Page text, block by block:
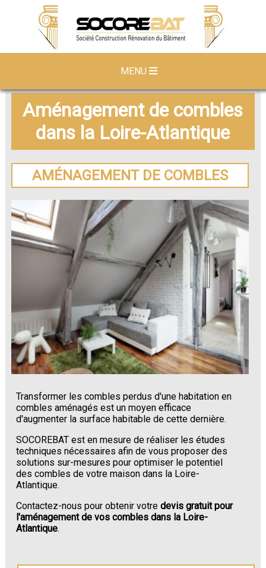
MENU
Aménagement de combles
dans la Loire-Atlantique
AMÉNAGEMENT DE COMBLES
Transformer les combles perdus d'une habitation en
combles aménagés est un moyen efficace
d'augmenter la surface habitable de cette dernière.
SOCOREBAT est en mesure de réaliser les études
techniques nécessaires afin de vous proposer des
solutions sur-mesures pour optimiser le potentiel
des combles de votre maison dans la Loire-
Atlantique.
Contactez-nous pour obtenir votredevis gratuit pour
l'aménagement de vos combles dans la Loire-
Atlantique.